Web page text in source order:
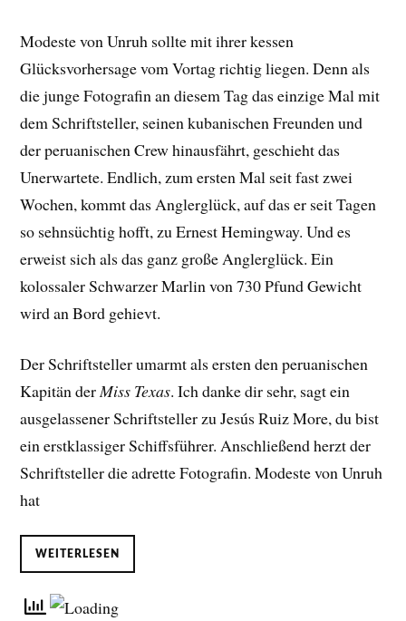
Modeste von Unruh sollte mit ihrer kessen
Glücksvorhersage vom Vortag richtig liegen. Denn als
die junge Fotografin an diesem Tag das einzige Mal mit
dem Schriftsteller, seinen kubanischen Freunden und
der peruanischen Crew hinausfährt, geschieht das
Unerwartete. Endlich, zum ersten Mal seit fast zwei
Wochen, kommt das Anglerglück, auf das er seit Tagen
so sehnsüchtig hofft, zu Ernest Hemingway. Und es
erweist sich als das ganz große Anglerglück. Ein
kolossaler Schwarzer Marlin von 730 Pfund Gewicht
wird an Bord gehievt.
Der Schriftsteller umarmt als ersten den peruanischen
Kapitän derMiss Texas. Ich danke dir sehr, sagt ein
ausgelassener Schriftsteller zu Jesús Ruiz More, du bist
ein erstklassiger Schiffsführer. Anschließend herzt der
Schriftsteller die adrette Fotografin. Modeste von Unruh
hat
WEITERLESEN